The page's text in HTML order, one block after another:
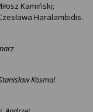
Kamiński;
Haralambidis.
Kosmal